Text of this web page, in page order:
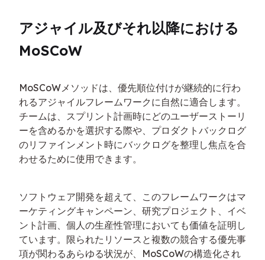
アジャイル及びそれ以降における
MoSCoW
MoSCoWメソッドは、優先順位付けが継続的に行わ
れるアジャイルフレームワークに自然に適合します。
チームは、スプリント計画時にどのユーザーストーリ
ーを含めるかを選択する際や、プロダクトバックログ
のリファインメント時にバックログを整理し焦点を合
わせるために使用できます。
ソフトウェア開発を超えて、このフレームワークはマ
ーケティングキャンペーン、研究プロジェクト、イベ
ント計画、個人の生産性管理においても価値を証明し
ています。限られたリソースと複数の競合する優先事
項が関わるあらゆる状況が、MoSCoWの構造化され